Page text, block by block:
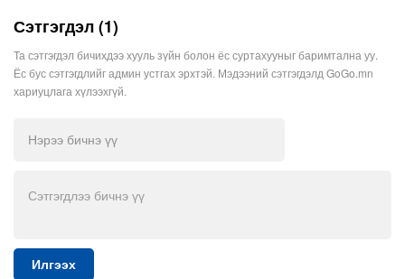
Сэтгэгдэл (1)
Та сэтгэгдэл бичихдээ хууль зүйн болон ёс суртахууныг баримтална уу.
Ёс бус сэтгэгдлийг админ устгах эрхтэй. Мэдээний сэтгэгдэлд GoGo.mn
хариуцлага хүлээхгүй.
Илгээх